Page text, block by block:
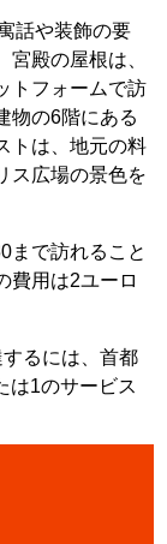
話や装飾の要
殿の屋根は、
トフォームで訪
物の6階にある
トは、地元の料
ス広場の景色を
まで訪れること
費用は2ユーロ
るには、首都
は1のサービス